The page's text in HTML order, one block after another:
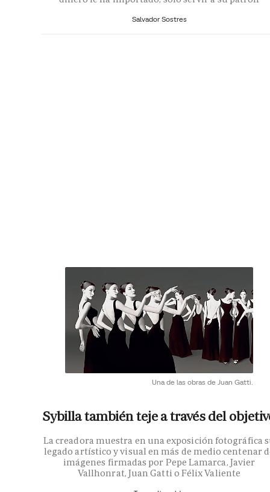
Salvador Sostres
Una de las obras de Juan Gatti.
Sybilla también teje a través del
La creadora muestra en una exposición fotográfica
legado artístico y visual en más de medio centenar
imágenes firmadas por Pepe Lamarca, Javier
Vallhonrat, Juan Gatti o Félix Valiente